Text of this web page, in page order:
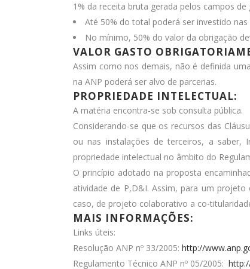
1% da receita bruta gerada pelos campos
Até 50% do total poderá ser investido
No mínimo, 50% do valor da obrigação
VALOR GASTO
Assim como nos demais, não é definida
na ANP poderá ser alvo de parcerias.
PROPRIEDADE INTELECTUAL:
A matéria encontra-se sob consulta pública.
Considerando-se que os recursos das
ou nas instalações de terceiros, a saber,
propriedade intelectual no âmbito do
O princípio adotado na proposta
atividade de P,D&I. Assim, para um
caso, de projeto colaborativo a co-
MAIS INFORMAÇÕES:
Links úteis:
Resolução ANP nº 33/2005: http://
Regulamento Técnico ANP nº 05/2005: